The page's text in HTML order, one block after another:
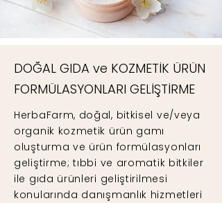
DOĞAL GIDA ve KOZMETİK ÜRÜN
FORMÜLASYONLARI GELİŞTİRME
HerbaFarm, doğal, bitkisel ve/veya
organik kozmetik ürün gamı
oluşturma ve ürün formülasyonları
geliştirme; tıbbi ve aromatik bitkiler
ile gıda ürünleri geliştirilmesi
konularında danışmanlık hizmetleri